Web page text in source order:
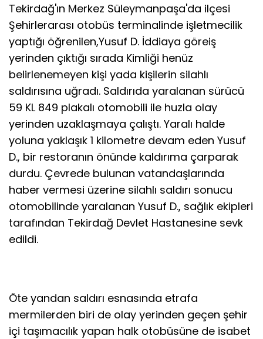
Tekirdağ'ın Merkez Süleymanpaşa'da ilçesi
Şehirlerarası otobüs terminalinde işletmecilik
yaptığı öğrenilen,Yusuf D. İddiaya göreiş
yerinden çıktığı sırada Kimliği henüz
belirlenemeyen kişi yada kişilerin silahlı
saldırısına uğradı. Saldırıda yaralanan sürücü
59 KL 849 plakalı otomobili ile huzla olay
yerinden uzaklaşmaya çalıştı. Yaralı halde
yoluna yaklaşık 1 kilometre devam eden Yusuf
D., bir restoranın önünde kaldırıma çarparak
durdu. Çevrede bulunan vatandaşlarında
haber vermesi üzerine silahlı saldırı sonucu
otomobilinde yaralanan Yusuf D., sağlık ekipleri
tarafından Tekirdağ Devlet Hastanesine sevk
edildi.
Öte yandan saldırı esnasında etrafa
mermilerden biri de olay yerinden geçen şehir
içi taşımacılık yapan halk otobüsüne de isabet